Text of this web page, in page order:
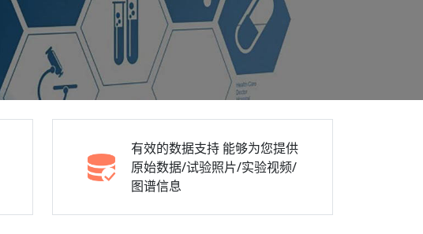
有效的数据支持 能够为您提供
原始数据/试验照片/实验视频/
图谱信息